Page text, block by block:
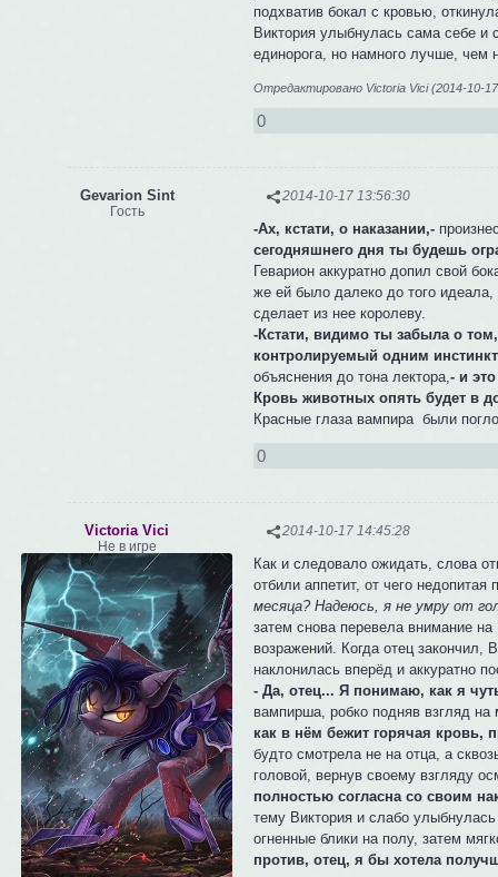
подхватив бокал с кровью,
Виктория улыбнулась сама себе и
единорога, но намного лучше, чем
Отредактировано Victoria Vici (2014-10-
0
2014-10-17 13:56:30
Gevarion Sint
Гость
-Ах, кстати, о наказании,-
сегодняшнего дня ты будешь
Геварион аккуратно допил свой
же ей было далеко до того
сделает из нее королеву.
-Кстати, видимо ты забыла о
контролируемый одним
объяснения до тона лектора,- и
Кровь животных опять будет в
Красные глаза вампира были
0
2014-10-17 14:45:28
Victoria Vici
Не в игре
Как и следовало ожидать, слова
отбили аппетит, от чего
месяца? Надеюсь, я не умру от
затем снова перевела внимание
возражений. Когда отец закончил,
наклонилась вперёд и аккуратно
- Да, отец... Я понимаю, как я
вампирша, робко подняв взгляд
как в нём бежит горячая кровь,
будто смотрела не на отца, а
головой, вернув своему взгляду
полностью согласна со своим
тему Виктория и слабо
огненные блики на полу, затем
против, отец, я бы хотела